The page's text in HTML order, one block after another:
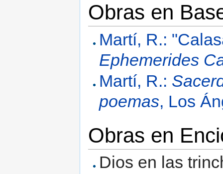
Obras en
Martí, R.:
Ephemerides
Martí, R.:
poemas, Los
Obras en
Dios en las